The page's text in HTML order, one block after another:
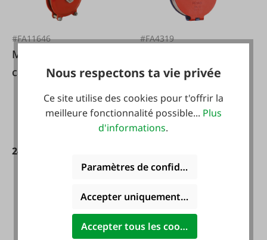
#FA11646
McBull Poulie à
câble SR18 avec
249,00 €*
#FA4319
PEWAG, SRL 10,
Nous respectons ta vie privée
Ce site utilise des cookies pour t'offrir la
meilleure fonctionnalité possible... Plus
d'informations.
Paramètres de confidentialité
Accepter uniquement les cookies
Accepter tous les cookies